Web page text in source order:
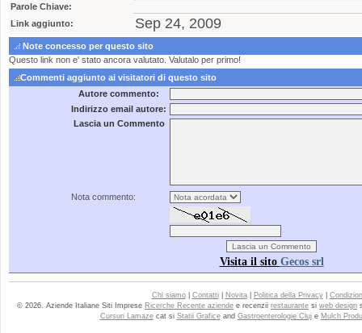
Parole Chiave:
Link aggiunto:
Sep 24, 2009
Note concesso per questo sito
Questo link non e' stato ancora valutato. Valutalo per primo!
Commenti aggiunto ai visitatori di questo sito
Autore commento:
Indirizzo email autore:
Lascia un Commento
Nota commento:
Visita il sito Gecos srl
Chi siamo| Contatti| Novita| Politica della Privacy|
© 2026. Aziende Italiane Siti Imprese Ricerche Recente aziende e recenzii restaurante si web design
Cursuri Lamazecat si Statii Graficeand Gastroenterologie Cluje Mulch